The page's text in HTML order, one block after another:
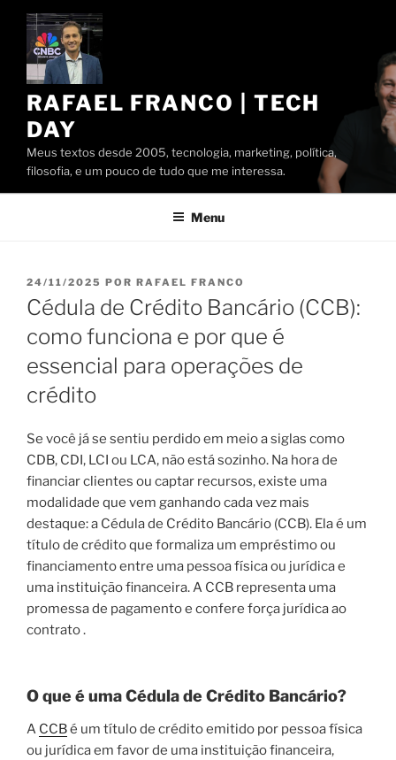
Pular
conteúdo
RAFAEL FRANCO | TECH
DAY
Meus textos desde 2005, tecnologia, marketing, política,
filosofia, e um pouco de tudo que me interessa.
Menu
PUBLICADO
EM
24/11/2025 POR RAFAEL FRANCO
Cédula de Crédito Bancário (CCB):
como funciona e por que é
essencial para operações de
crédito
Se você já se sentiu perdido em meio a siglas como
CDB, CDI, LCI ou LCA, não está sozinho. Na hora de
financiar clientes ou captar recursos, existe uma
modalidade que vem ganhando cada vez mais
destaque: a Cédula de Crédito Bancário (CCB). Ela é um
título de crédito que formaliza um empréstimo ou
financiamento entre uma pessoa física ou jurídica e
uma instituição financeira. A CCB representa uma
promessa de pagamento e confere força jurídica ao
contrato .
O que é uma Cédula de Crédito Bancário?
A CCBé um título de crédito emitido por pessoa física
ou jurídica em favor de uma instituição financeira,